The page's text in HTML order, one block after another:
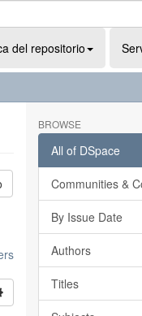
del repositorio
BROWSE
All of DSpace
Communities &
By Issue Date
Authors
Titles